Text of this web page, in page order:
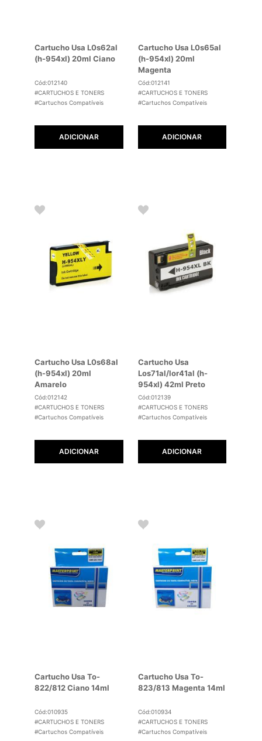
Cartucho Usa L0s62al
(h-954xl) 20ml Ciano
Cód:012140
#CARTUCHOS E TONERS
#Cartuchos Compatíveis
ADICIONAR
Cartucho Usa L0s65al
(h-954xl) 20ml
Magenta
Cód:012141
#CARTUCHOS E TONERS
#Cartuchos Compatíveis
ADICIONAR
Cartucho Usa L0s68al
(h-954xl) 20ml
Amarelo
Cód:012142
#CARTUCHOS E TONERS
#Cartuchos Compatíveis
ADICIONAR
Cartucho Usa
Los71al/lor41al (h-
954xl) 42ml Preto
Cód:012139
#CARTUCHOS E TONERS
#Cartuchos Compatíveis
ADICIONAR
Cartucho Usa To-
822/812 Ciano 14ml
Cód:010935
#CARTUCHOS E TONERS
#Cartuchos Compatíveis
Cartucho Usa To-
823/813 Magenta 14ml
Cód:010934
#CARTUCHOS E TONERS
#Cartuchos Compatíveis